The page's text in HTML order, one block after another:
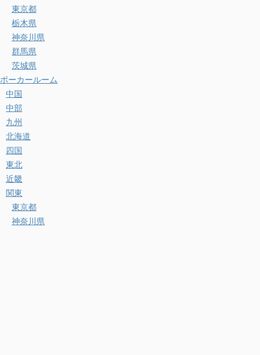
東京都
栃木県
神奈川県
群馬県
茨城県
ポーカールーム
中国
中部
九州
北海道
四国
東北
近畿
関東
東京都
神奈川県